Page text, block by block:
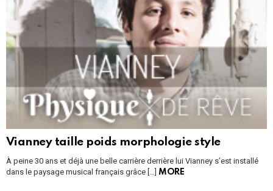
Vianney taille poids morphologie style
À peine 30 ans et déjà une belle carrière derrière lui Vianney s’est installé
dans le paysage musical français grâce […] MORE